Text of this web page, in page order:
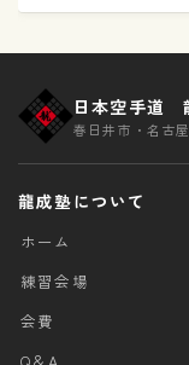
日本空手道
春日井市・名古
龍成塾について
ホーム
練習会場
会費